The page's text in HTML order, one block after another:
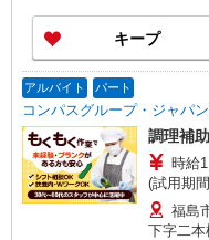
キープ
アルバイト パート
コンパスグループ・ジャパ
調理補
時給1,033円
(試用期間2ヶ月) 残業が発
分単位
福島
下字二本